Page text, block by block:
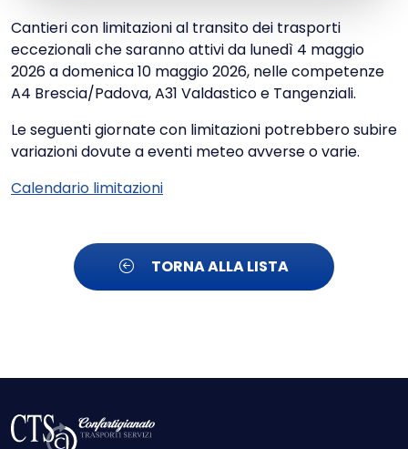
Cantieri con limitazioni al transito dei trasporti
eccezionali che saranno attivi da lunedì 4 maggio
2026 a domenica 10 maggio 2026, nelle competenze
A4 Brescia/Padova, A31 Valdastico e Tangenziali.
Le seguenti giornate con limitazioni potrebbero subire
variazioni dovute a eventi meteo avverse o varie.
Calendario limitazioni
TORNA ALLA LISTA